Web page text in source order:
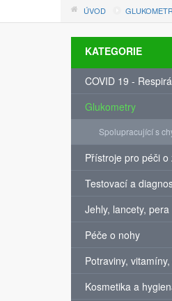
ÚVOD
KATEGORIE
COVID 19 -
Glukometry
Spolupracující s
Přístroje pro péči o
Testovací a
Jehly, lancety, pera
Péče o nohy
Potraviny,
Kosmetika a